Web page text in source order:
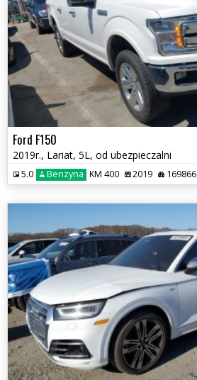
Ford F150
2019r., Lariat, 5L, od ubezpieczalni
5.0 Benzyna KM 400 2019 169866